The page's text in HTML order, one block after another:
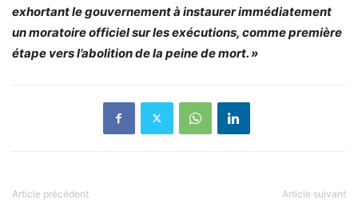
exhortant le gouvernement à instaurer immédiatement
un moratoire officiel sur les exécutions, comme première
étape vers l’abolition de la peine de mort. »
Article précédent Article suivant